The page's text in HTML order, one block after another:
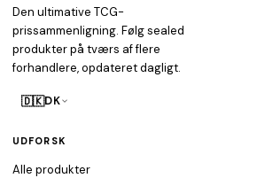
Den ultimative TCG-
prissammenligning. Følg sealed
produkter på tværs af flere
forhandlere, opdateret dagligt.
🇩🇰DK
UDFORSK
Alle produkter